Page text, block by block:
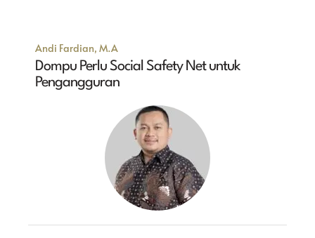
Andi Fardian, M.A
Dompu Perlu Social Safety Net untuk
Pengangguran